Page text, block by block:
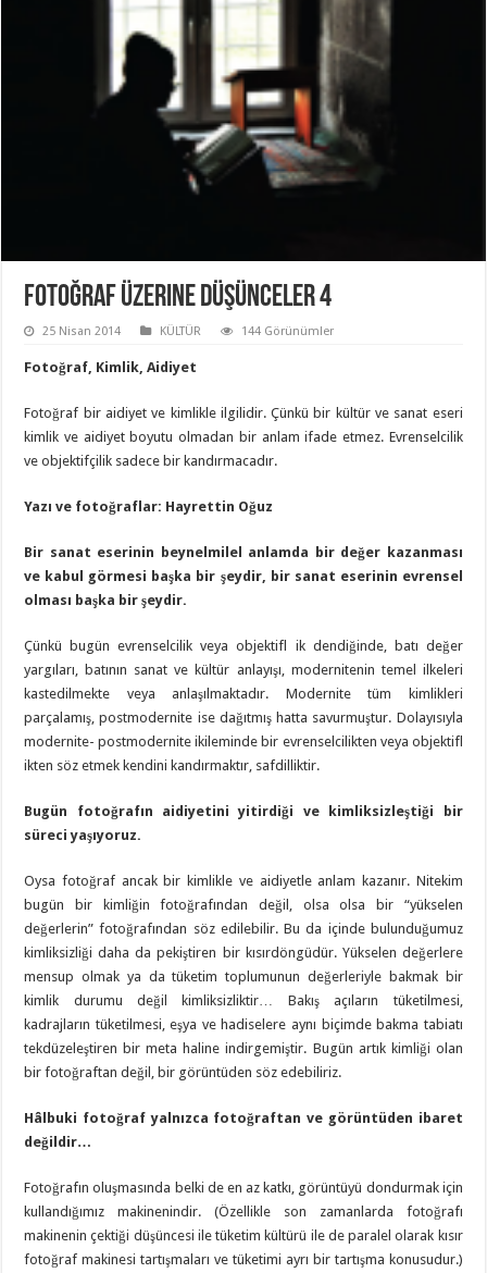
Fotoğraf Üzerine Düşünceler 4
25 Nisan 2014 KÜLTÜR 144 Görünümler
Fotoğraf, Kimlik, Aidiyet
Fotoğraf bir aidiyet ve kimlikle ilgilidir. Çünkü bir kültür ve sanat eseri
kimlik ve aidiyet boyutu olmadan bir anlam ifade etmez. Evrenselcilik
ve objektifçilik sadece bir kandırmacadır.
Yazı ve fotoğraflar: Hayrettin Oğuz
Bir sanat eserinin beynelmilel anlamda bir değer kazanması
ve kabul görmesi başka bir şeydir, bir sanat eserinin evrensel
olması başka bir şeydir.
Çünkü bugün evrenselcilik veya objektifl ik dendiğinde, batı değer
yargıları, batının sanat ve kültür anlayışı, modernitenin temel ilkeleri
kastedilmekte veya anlaşılmaktadır. Modernite tüm kimlikleri
parçalamış, postmodernite ise dağıtmış hatta savurmuştur. Dolayısıyla
modernite- postmodernite ikileminde bir evrenselcilikten veya objektifl
ikten söz etmek kendini kandırmaktır, safdilliktir.
Bugün fotoğrafın aidiyetini yitirdiği ve kimliksizleştiği bir
süreci yaşıyoruz.
Oysa fotoğraf ancak bir kimlikle ve aidiyetle anlam kazanır. Nitekim
bugün bir kimliğin fotoğrafından değil, olsa olsa bir “yükselen
değerlerin” fotoğrafından söz edilebilir. Bu da içinde bulunduğumuz
kimliksizliği daha da pekiştiren bir kısırdöngüdür. Yükselen değerlere
mensup olmak ya da tüketim toplumunun değerleriyle bakmak bir
kimlik durumu değil kimliksizliktir… Bakış açıların tüketilmesi,
kadrajların tüketilmesi, eşya ve hadiselere aynı biçimde bakma tabiatı
tekdüzeleştiren bir meta haline indirgemiştir. Bugün artık kimliği olan
bir fotoğraftan değil, bir görüntüden söz edebiliriz.
Hâlbuki fotoğraf yalnızca fotoğraftan ve görüntüden ibaret
değildir…
Fotoğrafın oluşmasında belki de en az katkı, görüntüyü dondurmak için
kullandığımız makinenindir. (Özellikle son zamanlarda fotoğrafı
makinenin çektiği düşüncesi ile tüketim kültürü ile de paralel olarak kısır
fotoğraf makinesi tartışmaları ve tüketimi ayrı bir tartışma konusudur.)